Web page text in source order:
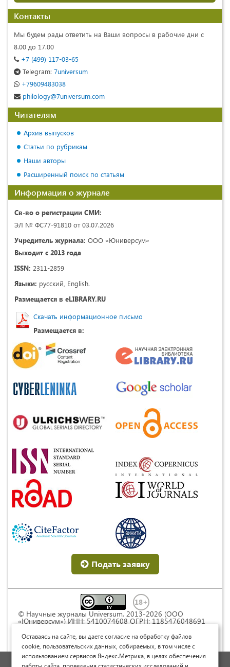
Контакты
Мы будем рады ответить на Ваши вопросы в рабочие дни с
8.00 до 17.00
+7 (499) 117-03-65
Telegram: 7universum
+79609483038
philology@7universum.com
Читателям
Архив выпусков
Статьи по рубрикам
Наши авторы
Расширенный поиск по статьям
Информация о журнале
Св-во о регистрации СМИ:
ЭЛ № ФС77-91810 от 03.07.2026
Учредитель журнала: ООО «Юниверсум»
Выходит с 2013 года
ISSN: 2311-2859
Языки: русский, English.
Размещается в eLIBRARY.RU
Скачать информационное письмо
Размещается в:
Подать заявку
© Научные журналы Universum, 2013-2026 (ООО
«Юниверсум») ИНН: 5410074608 ОГРН: 1185476048691
Commons « Attribution» («Атрибуция») 4.0
Непортированная
Политика обработки персональных данных
Оставаясь на сайте, вы даете согласие на обработку файлов
cookie, пользовательских данных, собираемых, в том числе с
использованием сервисов Яндекс.Метрика, в целях обеспечения